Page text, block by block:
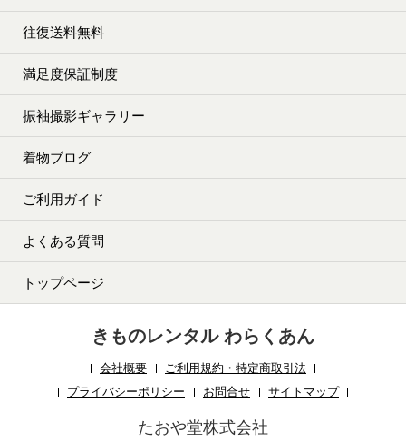
往復送料無料
満足度保証制度
振袖撮影ギャラリー
着物ブログ
ご利用ガイド
よくある質問
トップページ
きものレンタル わらくあん
会社概要
ご利用規約・特定商取引法
プライバシーポリシー
お問合せ サイトマップ
たおや堂株式会社